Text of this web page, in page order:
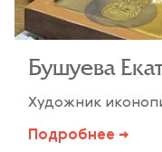
Бушуева
Художник
Подробнее →